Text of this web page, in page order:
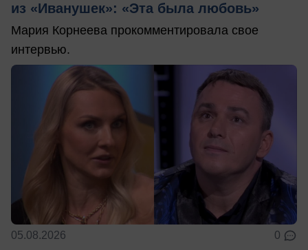
из «Иванушек»: «Эта была любовь»
Мария Корнеева прокомментировала свое
интервью.
05.08.2026 0